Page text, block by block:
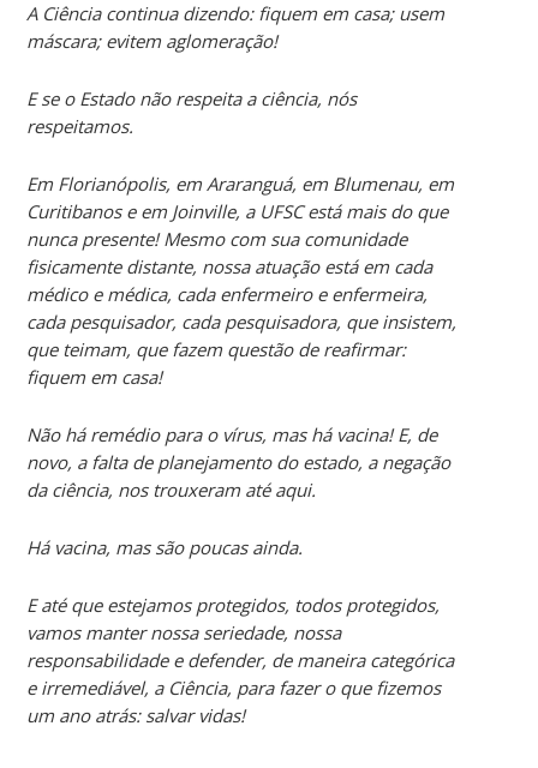
A Ciência continua dizendo: fiquem em casa; usem
máscara; evitem aglomeração!
E se o Estado não respeita a ciência, nós
respeitamos.
Em Florianópolis, em Araranguá, em Blumenau, em
Curitibanos e em Joinville, a UFSC está mais do que
nunca presente! Mesmo com sua comunidade
fisicamente distante, nossa atuação está em cada
médico e médica, cada enfermeiro e enfermeira,
cada pesquisador, cada pesquisadora, que insistem,
que teimam, que fazem questão de reafirmar:
fiquem em casa!
Não há remédio para o vírus, mas há vacina! E, de
novo, a falta de planejamento do estado, a negação
da ciência, nos trouxeram até aqui.
Há vacina, mas são poucas ainda.
E até que estejamos protegidos, todos protegidos,
vamos manter nossa seriedade, nossa
responsabilidade e defender, de maneira categórica
e irremediável, a Ciência, para fazer o que fizemos
um ano atrás: salvar vidas!